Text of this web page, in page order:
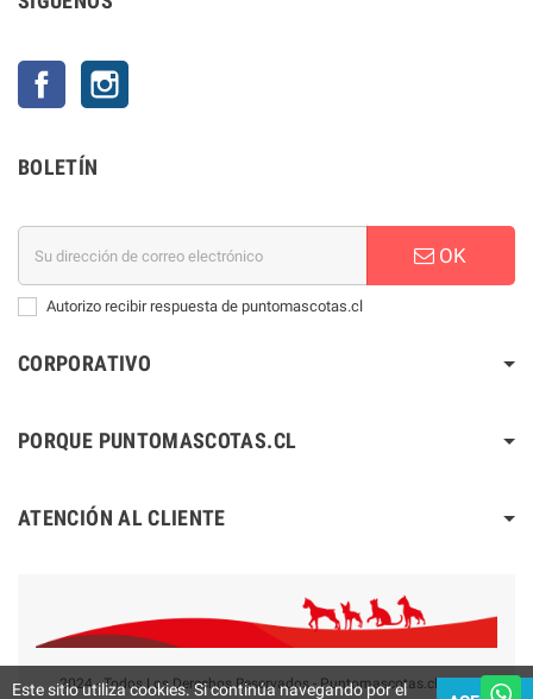
Facebook
BOLETÍN
OK
Autorizo recibir respuesta de puntomascotas.cl
CORPORATIVO
PORQUE PUNTOMASCOTAS.CL
ATENCIÓN AL CLIENTE
2024 - Todos Los Derechos Reservados - Puntomascotas.cl V2.0
Este sitio utiliza cookies. Si continúa navegando por el